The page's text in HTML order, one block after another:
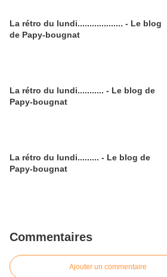
La rétro du lundi................... - Le blog
de Papy-bougnat
La rétro du lundi........... - Le blog de
Papy-bougnat
La rétro du lundi......... - Le blog de
Papy-bougnat
Commentaires
Ajouter un commentaire